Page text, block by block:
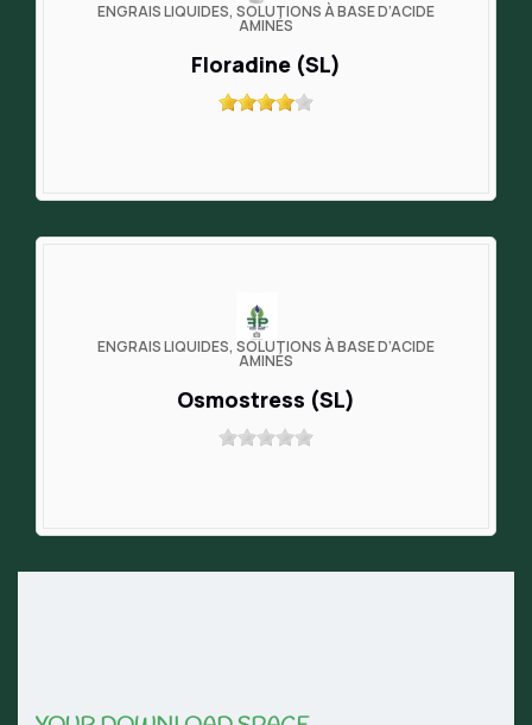
ENGRAIS LIQUIDES, SOLUTIONS À BASE D’ACIDE
AMINÉS
Floradine (SL)
ENGRAIS LIQUIDES, SOLUTIONS À BASE D’ACIDE
AMINÉS
Osmostress (SL)